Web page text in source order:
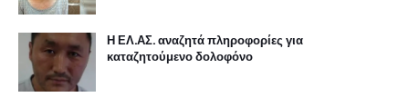
Η ΕΛ.ΑΣ. αναζητά πληροφορίες για
καταζητούμενο δολοφόνο